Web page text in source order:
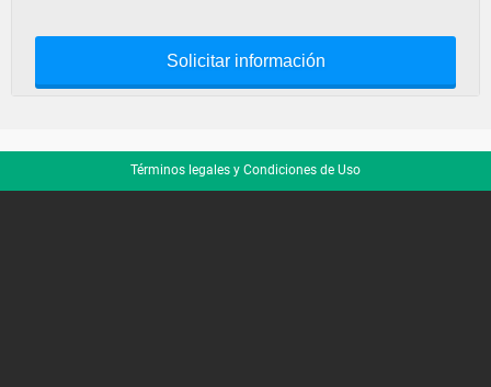
Solicitar información
Términos legales y Condiciones de Uso